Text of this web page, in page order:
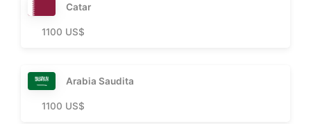
Catar
1100 US$
Arabia Saudita
1100 US$